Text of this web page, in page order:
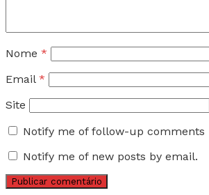
Nome *
Email *
Site
Notify me of follow-up comments
Notify me of new posts by email.